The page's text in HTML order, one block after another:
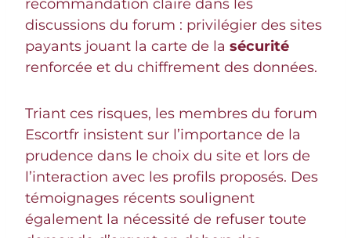
recommandation claire dans les
discussions du forum : privilégier des sites
payants jouant la carte de la sécurité
renforcée et du chiffrement des données.
Triant ces risques, les membres du forum
Escortfr insistent sur l’importance de la
prudence dans le choix du site et lors de
l’interaction avec les profils proposés. Des
témoignages récents soulignent
également la nécessité de refuser toute